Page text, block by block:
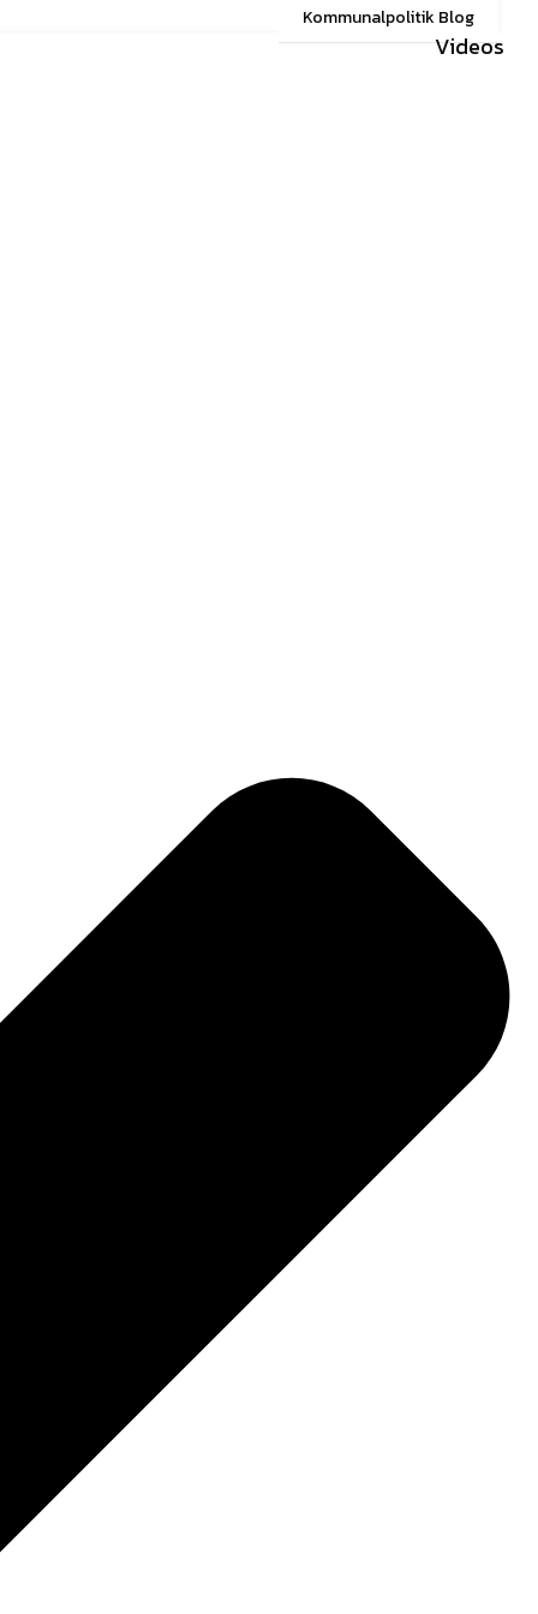
Kommunalpolitik Blog
Videos